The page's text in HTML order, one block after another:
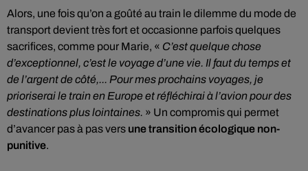
Alors, une fois qu’on a goûté au train le dilemme du mode de
transport devient très fort et occasionne parfois quelques
sacrifices, comme pour Marie, « C’est quelque chose
d’exceptionnel, c’est le voyage d’une vie. Il faut du temps et
de l’argent de côté,... Pour mes prochains voyages, je
prioriserai le train en Europe et réfléchirai à l’avion pour des
destinations plus lointaines. » Un compromis qui permet
d’avancer pas à pas vers une transition écologique non-
punitive.